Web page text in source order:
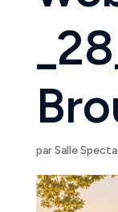
parSalle